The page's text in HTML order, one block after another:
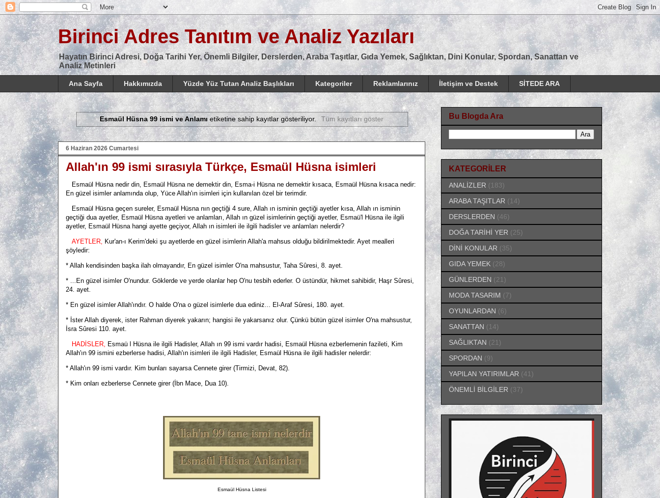
Birinci Adres Tanıtım ve Analiz Yazıları
Hayatın Birinci Adresi, Doğa Tarihi Yer, Önemli Bilgiler, Derslerden, Araba Taşıtlar, Gıda Yemek, Sağlıktan, Dini Konular, Spordan, Sanattan ve
Analiz Metinleri
Ana Sayfa Hakkımızda Yüzde Yüz Tutan Analiz Başlıkları Kategoriler Reklamlarınız İletişim ve Destek SİTEDE ARA
Esmaül Hüsna 99 ismi ve Anlamı etiketine sahip kayıtlar gösteriliyor. Tüm kayıtları göster
6 Haziran 2026 Cumartesi
Allah'ın 99 ismi sırasıyla Türkçe, Esmaül Hüsna isimleri
Esmaül Hüsna nedir din, Esmaül Hüsna ne demektir din, Esma-i Hüsna ne demektir kısaca, Esmaül Hüsna kısaca nedir:
En güzel isimler anlamında olup, Yüce Allah'ın isimleri için kullanılan özel bir terimdir.
Esmaül Hüsna geçen sureler, Esmaül Hüsna nın geçtiği 4 sure, Allah ın isminin geçtiği ayetler kısa, Allah ın isminin
geçtiği dua ayetler, Esmaül Hüsna ayetleri ve anlamları, Allah ın güzel isimlerinin geçtiği ayetler, Esmaü'l Hüsna ile ilgili
ayetler, Esmaül Hüsna hangi ayette geçiyor, Allah ın isimleri ile ilgili hadisler ve anlamları nelerdir?
AYETLER, Kur'an-ı Kerim'deki şu ayetlerde en güzel isimlerin Allah'a mahsus olduğu bildirilmektedir. Ayet mealleri
şöyledir:
* Allah kendisinden başka ilah olmayandır, En güzel isimler O'na mahsustur, Taha Sûresi, 8. ayet.
* ...En güzel isimler O'nundur. Göklerde ve yerde olanlar hep O'nu tesbih ederler. O üstündür, hikmet sahibidir, Haşr Sûresi,
24. ayet.
* En güzel isimler Allah'ındır. O halde O'na o güzel isimlerle dua ediniz... El-Araf Sûresi, 180. ayet.
* İster Allah diyerek, ister Rahman diyerek yakarın; hangisi ile yakarsanız olur. Çünkü bütün güzel isimler O'na mahsustur,
İsra Sûresi 110. ayet.
HADİSLER, Esmaü l Hüsna ile ilgili Hadisler, Allah ın 99 ismi vardır hadisi, Esmaül Hüsna ezberlemenin fazileti, Kim
Allah'ın 99 ismini ezberlerse hadisi, Allah'ın isimleri ile ilgili Hadisler, Esmaül Hüsna ile ilgili hadisler nelerdir:
* Allah'ın 99 ismi vardır. Kim bunları sayarsa Cennete girer (Tirmizi, Devat, 82).
* Kim onları ezberlerse Cennete girer (İbn Mace, Dua 10).
Esmaül Hüsna Listesi
Bu Blogda Ara
KATEGORİLER
ANALİZLER (183)
ARABA TAŞITLAR (14)
DERSLERDEN (46)
DOĞA TARİHİ YER (25)
DİNİ KONULAR (35)
GIDA YEMEK (28)
GÜNLERDEN (21)
MODA TASARIM (7)
OYUNLARDAN (6)
SANATTAN (14)
SAĞLIKTAN (21)
SPORDAN (9)
YAPILAN YATIRIMLAR (41)
ÖNEMLİ BİLGİLER (37)